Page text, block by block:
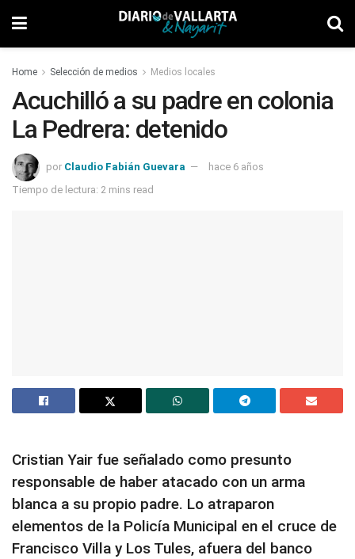
Home Selección de medios Medios locales
Acuchilló a su padre en colonia
La Pedrera: detenido
por Claudio Fabián Guevara
hace 6 años
Tiempo de lectura: 2 mins read
Cristian Yair fue señalado como presunto
responsable de haber atacado con un arma
blanca a su propio padre. Lo atraparon
elementos de la Policía Municipal en el cruce de
Francisco Villa y Los Tules, afuera del banco